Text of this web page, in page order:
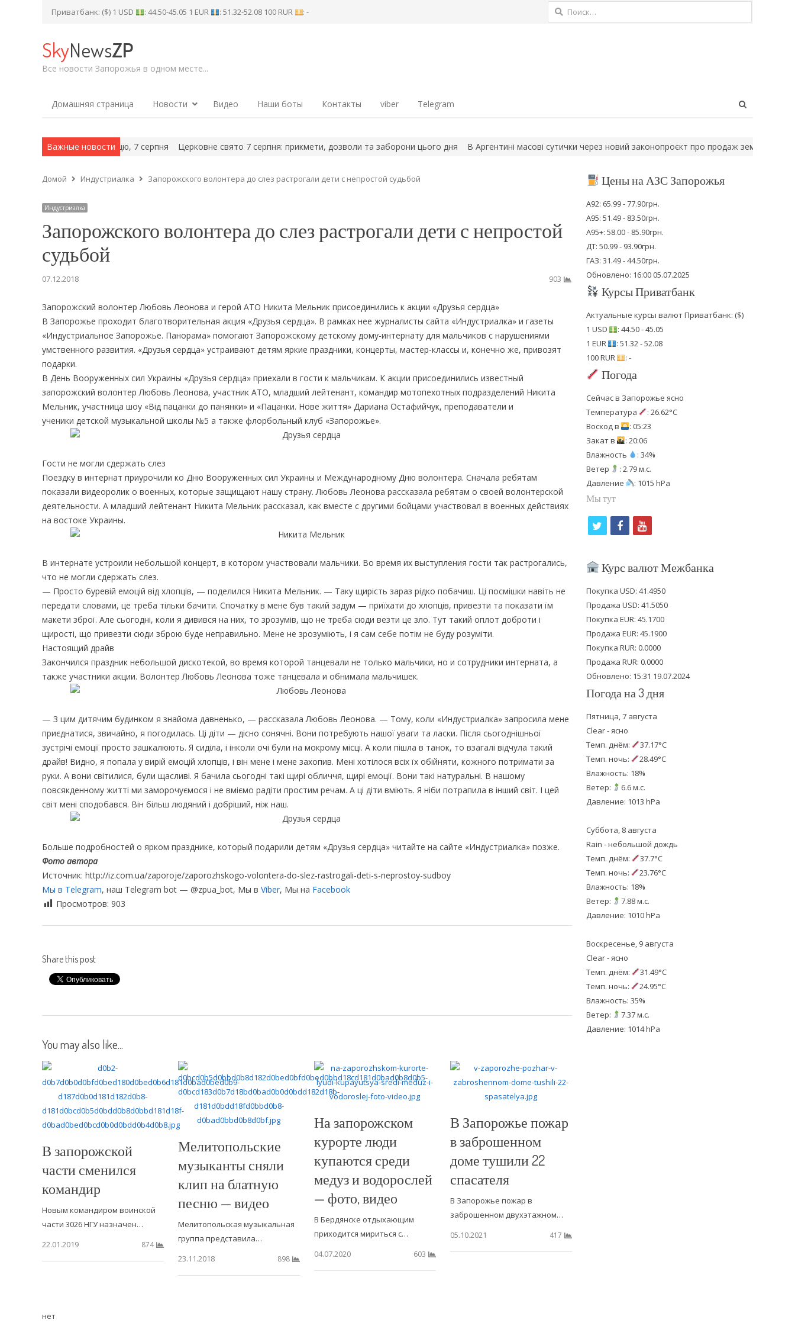
Приватбанк: ($) 1 USD : 44.50-45.05 1 EUR : 51.32-52.08 100 RUR : - Найти:
SkyNewsZP
Все новости Запорожья в одном месте...
Домашняя страница Новости Видео Наши боты Контакты viber Telegram
Важные новости
на п’ятницю, 7 серпня Церковне свято 7 серпня: прикмети, дозволи та заборони цього дня В Аргентині масові сутички через новий законопроєкт про продаж землі… Запоріжжя
Домой Индустриалка Запорожского волонтера до слез растрогали дети с непростой судьбой
Индустриалка
Запорожского волонтера до слез растрогали дети с непростой
судьбой
07.12.2018 903
Запорожский волонтер Любовь Леонова и герой АТО Никита Мельник присоединились к акции «Друзья сердца»
В Запорожье проходит благотворительная акция «Друзья сердца». В рамках нее журналисты сайта «Индустриалка» и газеты
«Индустриальное Запорожье. Панорама» помогают Запорожскому детскому дому-интернату для мальчиков с нарушениями
умственного развития. «Друзья сердца» устраивают детям яркие праздники, концерты, мастер-классы и, конечно же, привозят
подарки.
В День Вооруженных сил Украины «Друзья сердца» приехали в гости к мальчикам. К акции присоединились известный
запорожский волонтер Любовь Леонова, участник АТО, младший лейтенант, командир мотопехотных подразделений Никита
Мельник, участница шоу «Від пацанки до панянки» и «Пацанки. Нове життя» Дариана Остафийчук, преподаватели и
ученики детской музыкальной школы №5 а также флорбольный клуб «Запорожье».
Гости не могли сдержать слез
Поездку в интернат приурочили ко Дню Вооруженных сил Украины и Международному Дню волонтера. Сначала ребятам
показали видеоролик о военных, которые защищают нашу страну. Любовь Леонова рассказала ребятам о своей волонтерской
деятельности. А младший лейтенант Никита Мельник рассказал, как вместе с другими бойцами участвовал в военных действиях
на востоке Украины.
В интернате устроили небольшой концерт, в котором участвовали мальчики. Во время их выступления гости так растрогались,
что не могли сдержать слез.
— Просто буревій емоцій від хлопців, — поделился Никита Мельник. — Таку щирість зараз рідко побачиш. Ці посмішки навіть не
передати словами, це треба тільки бачити. Спочатку в мене був такий задум — приїхати до хлопців, привезти та показати їм
макети зброї. Але сьогодні, коли я дивився на них, то зрозумів, що не треба сюди везти це зло. Тут такий оплот доброти і
щирості, що привезти сюди зброю буде неправильно. Мене не зрозуміють, і я сам себе потім не буду розуміти.
Настоящий драйв
Закончился праздник небольшой дискотекой, во время которой танцевали не только мальчики, но и сотрудники интерната, а
также участники акции. Волонтер Любовь Леонова тоже танцевала и обнимала мальчишек.
— З цим дитячим будинком я знайома давненько, — рассказала Любовь Леонова. — Тому, коли «Индустриалка» запросила мене
приєднатися, звичайно, я погодилась. Ці діти — дісно сонячні. Вони потребують нашої уваги та ласки. Після сьогоднішньої
зустрічі емоції просто зашкалюють. Я сиділа, і інколи очі були на мокрому місці. А коли пішла в танок, то взагалі відчула такий
драйв! Видно, я попала у вирій емоцій хлопців, і він мене і мене захопив. Мені хотілося всіх їх обійняти, кожного потримати за
руки. А вони світилися, були щасливі. Я бачила сьогодні такі щирі обличчя, щирі емоції. Вони такі натуральні. В нашому
повсякденному житті ми заморочуємося і не вміємо радіти простим речам. А ці діти вміють. Я ніби потрапила в інший світ. І цей
світ мені сподобався. Він більш людяний і добріший, ніж наш.
Больше подробностей о ярком празднике, который подарили детям «Друзья сердца» читайте на сайте «Индустриалка» позже.
Фото автора
Источник: http://iz.com.ua/zaporoje/zaporozhskogo-volontera-do-slez-rastrogali-deti-s-neprostoy-sudboy
Мы в Telegram, наш Telegram bot — @zpua_bot, Мы в Viber, Мы на Facebook
Просмотров: 903
Share this post
You may also like...
В запорожской
части сменился
командир
Новым командиром воинской
части 3026 НГУ назначен…
22.01.2019
874
Мелитопольские
музыканты сняли
клип на блатную
песню — видео
Мелитопольская музыкальная
группа представила…
23.11.2018
898
На запорожском
курорте люди
купаются среди
медуз и водорослей
— фото, видео
В Бердянске отдыхающим
приходится мириться с…
04.07.2020
603
В Запорожье пожар
в заброшенном
доме тушили 22
спасателя
В Запорожье пожар в
заброшенном двухэтажном…
05.10.2021
417
нет
Цены на АЗС Запорожья
А92: 65.99 - 77.90грн.
А95: 51.49 - 83.50грн.
А95+: 58.00 - 85.90грн.
ДТ: 50.99 - 93.90грн.
ГАЗ: 31.49 - 44.50грн.
Обновлено: 16:00 05.07.2025
Курсы Приватбанк
Актуальные курсы валют Приватбанк: ($)
1 USD
: 44.50 - 45.05
1 EUR
: 51.32 - 52.08
100 RUR
: -
Погода
Сейчас в Запорожье ясно
Температура
: 26.62°C
Восход в
: 05:23
Закат в
: 20:06
Влажность
: 34%
Ветер
: 2.79 м.с.
Давление
: 1015 hPa
Мы тут
i
t
e
r
f
c
b
o
o
k
y
u
u
b
e
Курс валют Межбанка
Покупка USD: 41.4950
Продажа USD: 41.5050
Покупка EUR: 45.1700
Продажа EUR: 45.1900
Покупка RUR: 0.0000
Продажа RUR: 0.0000
Обновлено: 15:31 19.07.2024
Погода на 3 дня
Пятница, 7 августа
Clear - ясно
Темп. днём:
37.17°C
Темп. ночь:
28.49°C
Влажность: 18%
Ветер:
6.6 м.с.
Давление: 1013 hPa
Суббота, 8 августа
Rain - небольшой дождь
Темп. днём:
37.7°C
Темп. ночь:
23.76°C
Влажность: 18%
Ветер:
7.88 м.с.
Давление: 1010 hPa
Воскресенье, 9 августа
Clear - ясно
Темп. днём:
31.49°C
Темп. ночь:
24.95°C
Влажность: 35%
Ветер:
7.37 м.с.
Давление: 1014 hPa